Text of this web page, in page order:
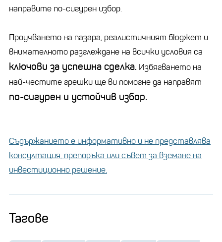
направите по-сигурен избор.
Проучването на пазара, реалистичният бюджет и
внимателното разглеждане на всички условия са
ключови за успешна сделка. Избягването на
най-честите грешки ще ви помогне да направят
по-сигурен и устойчив избор.
Съдържанието е информативно и не представлява
консултация, препоръка или съвет за вземане на
инвестиционно решение.
Тагове